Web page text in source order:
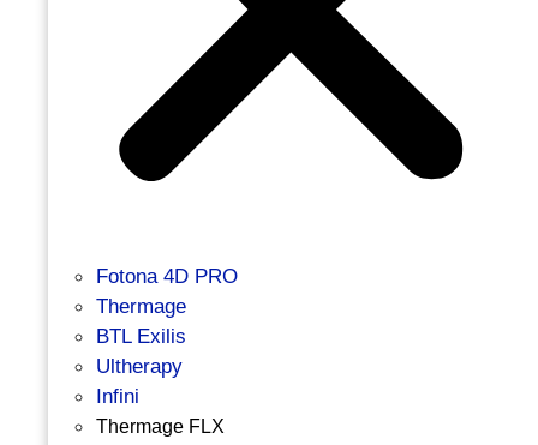
Fotona 4D PRO
Thermage
BTL Exilis
Ultherapy
Infini
Thermage FLX